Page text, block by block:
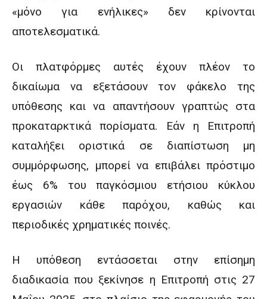
«μόνο για ενήλικες» δεν κρίνονται
αποτελεσματικά.
Οι πλατφόρμες αυτές έχουν πλέον το
δικαίωμα να εξετάσουν τον φάκελο της
υπόθεσης και να απαντήσουν γραπτώς στα
προκαταρκτικά πορίσματα. Εάν η Επιτροπή
καταλήξει οριστικά σε διαπίστωση μη
συμμόρφωσης, μπορεί να επιβάλει πρόστιμο
έως 6% του παγκόσμιου ετήσιου κύκλου
εργασιών κάθε παρόχου, καθώς και
περιοδικές χρηματικές ποινές.
Η υπόθεση εντάσσεται στην επίσημη
διαδικασία που ξεκίνησε η Επιτροπή στις 27